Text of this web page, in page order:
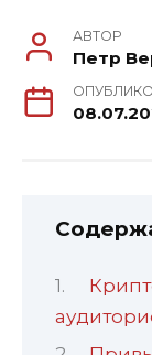
АВТОР
Петр